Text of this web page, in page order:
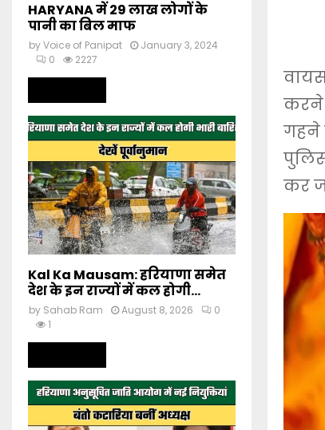
करने
गहने
कर
HARYANA में 29 लाख लोगों के
पानी का बिल माफ
byVoice of Panipat
January 3, 2024
0
2227
Kal Ka Mausam: हरियाणा समेत
देश के इन राज्यों में कल होगी...
by Sahab Ram August 8, 2026
0
1